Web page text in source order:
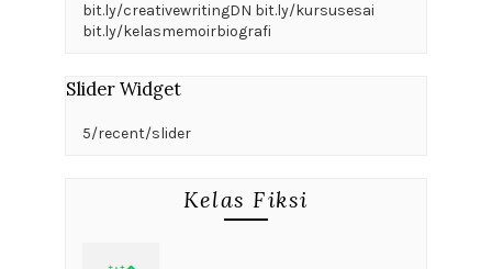
bit.ly/creativewritingDN bit.ly/kursusesai
bit.ly/kelasmemoirbiografi
Slider Widget
5/recent/slider
Kelas Fiksi